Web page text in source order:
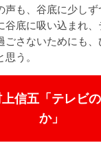
声も、谷底に少し
谷底に吸い込まれ
ごさないためにも
う。
信五「テレビ
か」